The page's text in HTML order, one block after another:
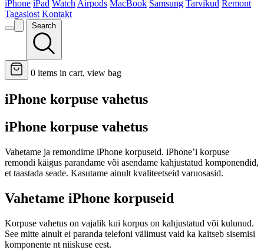
iPhone iPad Watch Airpods MacBook Samsung Tarvikud Remont
Tagasiost Kontakt
Search
0 items in cart, view bag
iPhone korpuse vahetus
iPhone korpuse vahetus
Vahetame ja remondime iPhone korpuseid. iPhone’i korpuse
remondi käigus parandame või asendame kahjustatud komponendid,
et taastada seade. Kasutame ainult kvaliteetseid varuosasid.
Vahetame iPhone korpuseid
Korpuse vahetus on vajalik kui korpus on kahjustatud või kulunud.
See mitte ainult ei paranda telefoni välimust vaid ka kaitseb sisemisi
komponente nt niiskuse eest.